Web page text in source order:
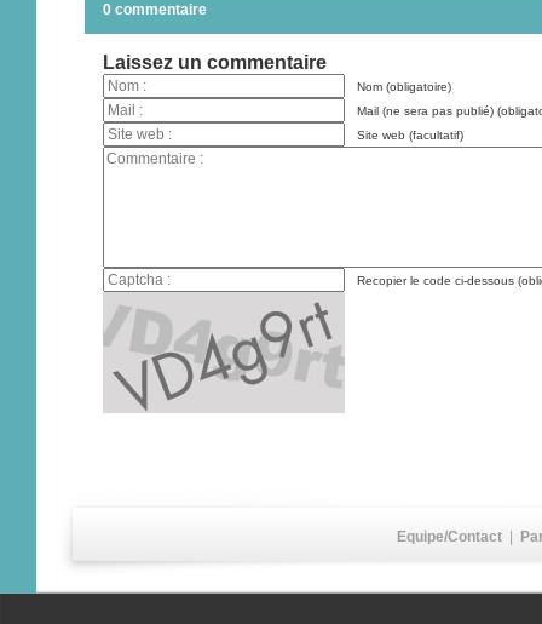
0 commentaire
Laissez un commentaire
Nom (obligatoire)
Mail (ne sera pas publié)
Site web (facultatif)
Recopier le code ci-dessous
Equipe/Contact